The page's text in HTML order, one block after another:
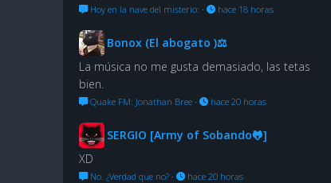
Hoy en la nave del misterio: · hace 18 horas
Bonox (El abogato )⚖
La música no me gusta demasiado, las tetas
bien.
Quake FM: Jonathan Bree · hace 20 horas
SERGIO [Army of Sobando🐸]
XD
No. ¿Verdad que no? · hace 20 horas